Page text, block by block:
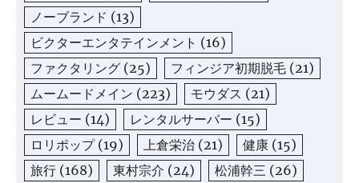
ノーブランド (13)
ビクターエンタテインメント (16)
ファクタリング (25) フィンジア初期脱毛 (21)
ムームードメイン (223) モウダス (21)
レビュー (14) レンタルサーバー (15)
ロリポップ(19) 上倉栄治 (21) 健康 (15)
旅行 (168) 東村宗介 (24) 松浦幹三 (26)